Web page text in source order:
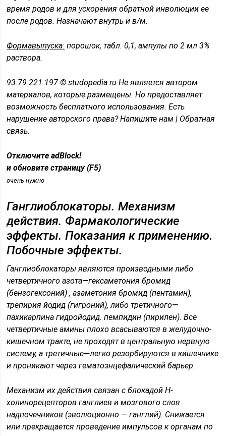
время родов и для ускорения обратной инволюции ее
после родов. Назначают внутрь и в/м.
Формавыпуска: порошок, табл. 0,1, ампулы по 2 мл 3%
раствора.
93.79.221.197 © studopedia.ru Не является автором
материалов, которые размещены. Но предоставляет
возможность бесплатного использования. Есть
нарушение авторского права? Напишите нам | Обратная
связь.
Отключите adBlock!
и обновите страницу (F5)
очень нужно
Ганглиоблокаторы. Механизм
действия. Фармакологические
эффекты. Показания к применению.
Побочные эффекты.
Ганглиоблокаторы являются производными либо
четвертичного азота—гексаметония бромид
(бензогексоний) ,азаметония бромид (пентамин),
трепирия йодид (гигроний), либо третичного—
пахикарпина гидройодид. пемпидин (пирилен). Все
четвертичные амины плохо всасываются в желудочно-
кишечном тракте, не проходят в центральную нервную
систему, а третичные—легко резорбируются в кишечнике
и проникают через гематоэнцефалический барьер.
Механизм их действия связан с блокадой Н-
холинорецепторов ганглиев и мозгового слоя
надпочечников (эволюционно — ганглий). Снижается
или прекращается проведение импульсов к органам по